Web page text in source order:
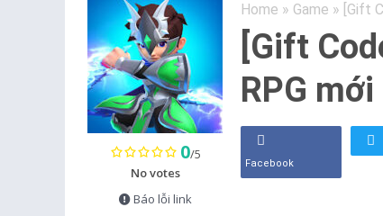
Home » Game » [Gift
[Gift
RPG
0/5
No votes
Báo lỗi link
Facebook